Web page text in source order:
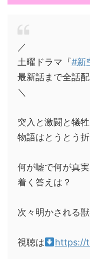
／
土曜ドラマ『#新
最新話まで全話配
＼
突入と激闘と犠牲
物語はとうとう
何が嘘で何が真
着く答えは？
次々明かされる
視聴は https://